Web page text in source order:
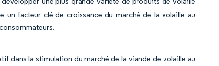
un facteur clé de croissance du marché de la volaille au
dans la stimulation du marché de la viande de volaille au